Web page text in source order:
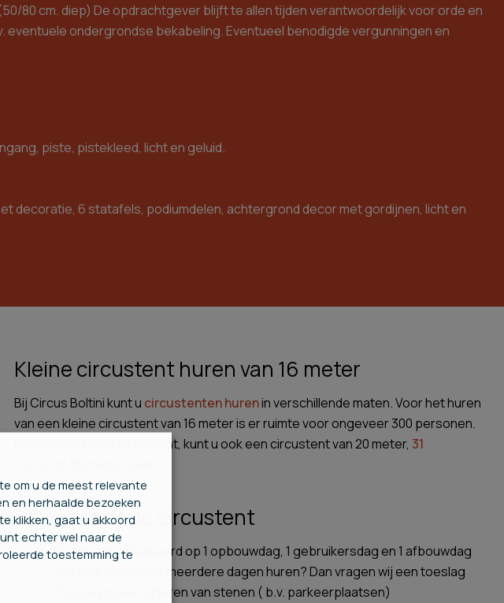
80 cm. diep) De opdrachtgever blijft te allen tijden verantwoordelijk voor orde en
ondergrondse bekabeling. Eventueel benodigde vergunningen en
piste, pistekleed, licht en geluid.
decoratie, 6 statafels, podiumdelen, achtergrond decor met gordijnen, licht en
Kleine circustent huren van 16 meter
Bij Circus Boltini kunt u circustenten hurenin verschillende maten. Voor het huren
van een kleine circustent van 16 meter is er ruimte voor ongeveer 300 personen.
Naast onze kleine circustent, kunt u ook een circustent van 20 meter, 31
Prijzen voor de circustent
Prijzen zijn gebaseerd op 1 opbouwdag, 1 gebruikersdag en 1 afbouwdag
Wilt u de circustent meerdere dagen huren? Dan vragen wij een toeslag
Toeslag bij verwijderen van stenen ( b.v. parkeerplaatsen)
om u de meest relevante
en herhaalde bezoeken
klikken, gaat u akkoord
echter wel naar de
toestemming te